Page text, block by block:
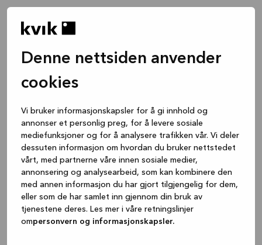
Denne nettsiden anvender
cookies
Vi bruker informasjonskapsler for å gi innhold og
annonser et personlig preg, for å levere sosiale
mediefunksjoner og for å analysere trafikken vår. Vi deler
dessuten informasjon om hvordan du bruker nettstedet
vårt, med partnerne våre innen sosiale medier,
annonsering og analysearbeid, som kan kombinere den
med annen informasjon du har gjort tilgjengelig for dem,
eller som de har samlet inn gjennom din bruk av
tjenestene deres. Les mer i våre retningslinjer
ompersonvern og informasjonskapsler.